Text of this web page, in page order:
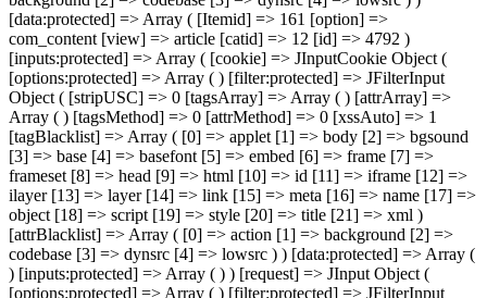
[data:protected] => Array ( [Itemid] => 161 [option] =>
com_content [view] => article [catid] => 12 [id] => 4792 )
[inputs:protected] => Array ( [cookie] => JInputCookie Object (
[options:protected] => Array ( ) [filter:protected] => JFilterInput
Object ( [stripUSC] => 0 [tagsArray] => Array ( ) [attrArray] =>
Array ( ) [tagsMethod] => 0 [attrMethod] => 0 [xssAuto] => 1
[tagBlacklist] => Array ( [0] => applet [1] => body [2] => bgsound
[3] => base [4] => basefont [5] => embed [6] => frame [7] =>
frameset [8] => head [9] => html [10] => id [11] => iframe [12] =>
ilayer [13] => layer [14] => link [15] => meta [16] => name [17] =>
object [18] => script [19] => style [20] => title [21] => xml )
[attrBlacklist] => Array ( [0] => action [1] => background [2] =>
codebase [3] => dynsrc [4] => lowsrc ) ) [data:protected] => Array (
) [inputs:protected] => Array ( ) ) [request] => JInput Object (
[options:protected] => Array ( ) [filter:protected] => JFilterInput